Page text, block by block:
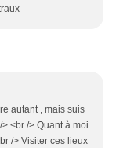
autant , mais suis
<br /> Quant à moi
/> Visiter ces lieux